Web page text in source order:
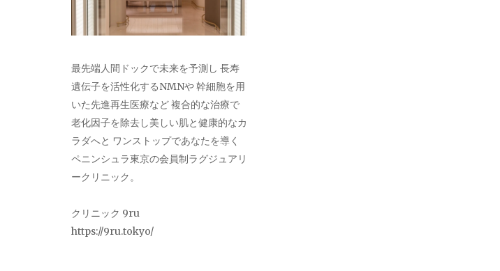
最先端人間ドックで未来を予測し 長寿
遺伝子を活性化するNMNや 幹細胞を用
いた先進再生医療など 複合的な治療で
老化因子を除去し美しい肌と健康的なカ
ラダへと ワンストップであなたを導く
ペニンシュラ東京の会員制ラグジュアリ
ークリニック。
クリニック 9ru
https://9ru.tokyo/